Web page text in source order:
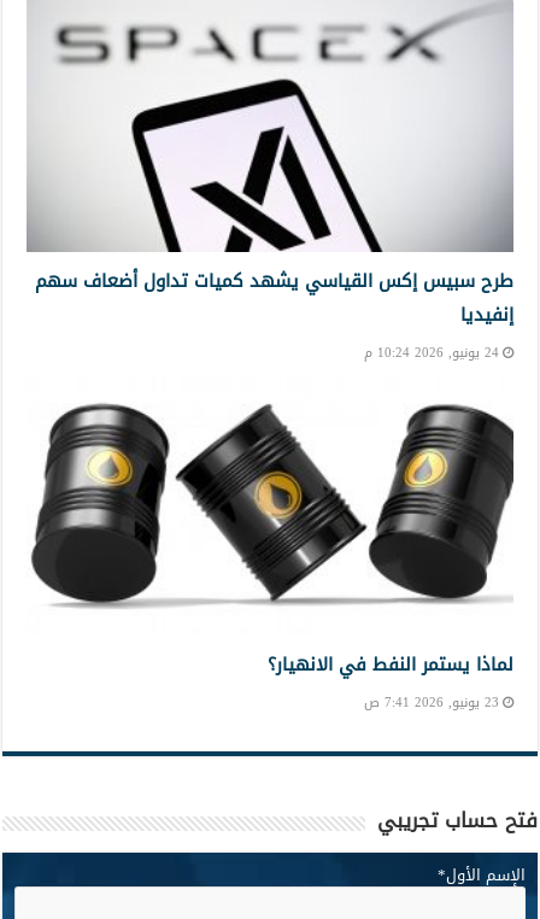
طرح سبيس إكس القياسي يشهد كميات تداول أضعاف سهم
إنفيديا
24 يونيو, 2026 10:24 م
لماذا يستمر النفط في الانهيار؟
23 يونيو, 2026 7:41 ص
فتح حساب تجريبي
الإسم الأول*